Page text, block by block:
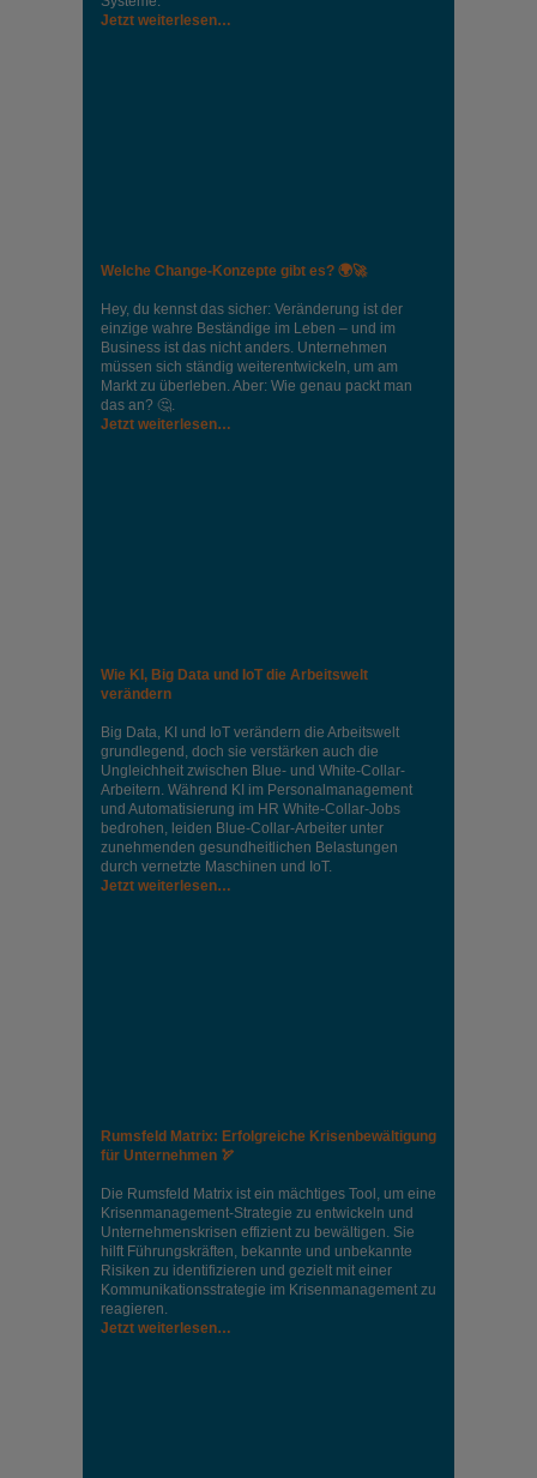
Jetzt weiterlesen…
Welche Change-Konzepte gibt es? 🌍🚀
Hey, du kennst das sicher: Veränderung ist der
einzige wahre Beständige im Leben – und im
Business ist das nicht anders. Unternehmen
müssen sich ständig weiterentwickeln, um am
Markt zu überleben. Aber: Wie genau packt man
das an? 🤔.
Jetzt weiterlesen…
Wie KI, Big Data und IoT die Arbeitswelt
verändern
Big Data, KI und IoT verändern die Arbeitswelt
grundlegend, doch sie verstärken auch die
Ungleichheit zwischen Blue- und White-Collar-
Arbeitern. Während KI im Personalmanagement
und Automatisierung im HR White-Collar-Jobs
bedrohen, leiden Blue-Collar-Arbeiter unter
zunehmenden gesundheitlichen Belastungen
durch vernetzte Maschinen und IoT.
Jetzt weiterlesen…
Rumsfeld Matrix: Erfolgreiche Krisenbewältigung
für Unternehmen 🏹
Die Rumsfeld Matrix ist ein mächtiges Tool, um eine
Krisenmanagement-Strategie zu entwickeln und
Unternehmenskrisen effizient zu bewältigen. Sie
hilft Führungskräften, bekannte und unbekannte
Risiken zu identifizieren und gezielt mit einer
Kommunikationsstrategie im Krisenmanagement zu
reagieren.
Jetzt weiterlesen…